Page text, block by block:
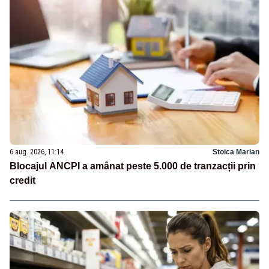
6 aug. 2026, 11:14 Stoica Marian
Blocajul ANCPI a amânat peste 5.000 de tranzacții prin
credit